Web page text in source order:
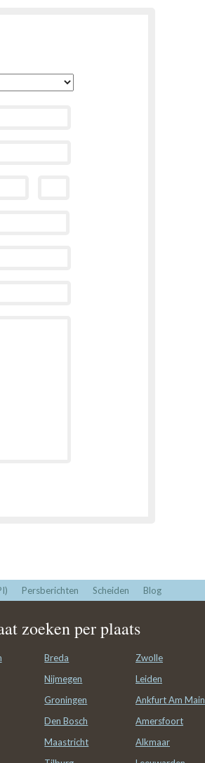
Persberichten Scheiden Blog
zoeken per plaats
Breda
Nijmegen
Groningen
Den Bosch
Maastricht
Zwolle
Leiden
Ankfurt Am Main
Amersfoort
Alkmaar